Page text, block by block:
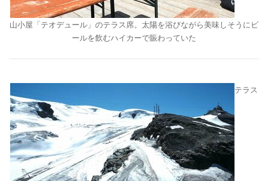
山小屋「テオデュール」のテラス席。太陽を浴びながら美味しそうにビ
ールを飲むハイカーで賑わっていた
テラス